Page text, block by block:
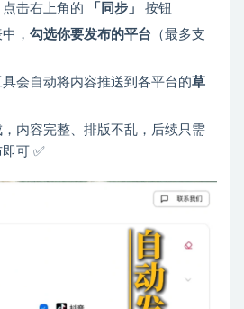
击右上角的
「同步」
按钮
， 勾选你要发布的平台 （最多支
会自动将内容推送到各平台的草
内容完整、排版不乱，后续只需
可 ✅